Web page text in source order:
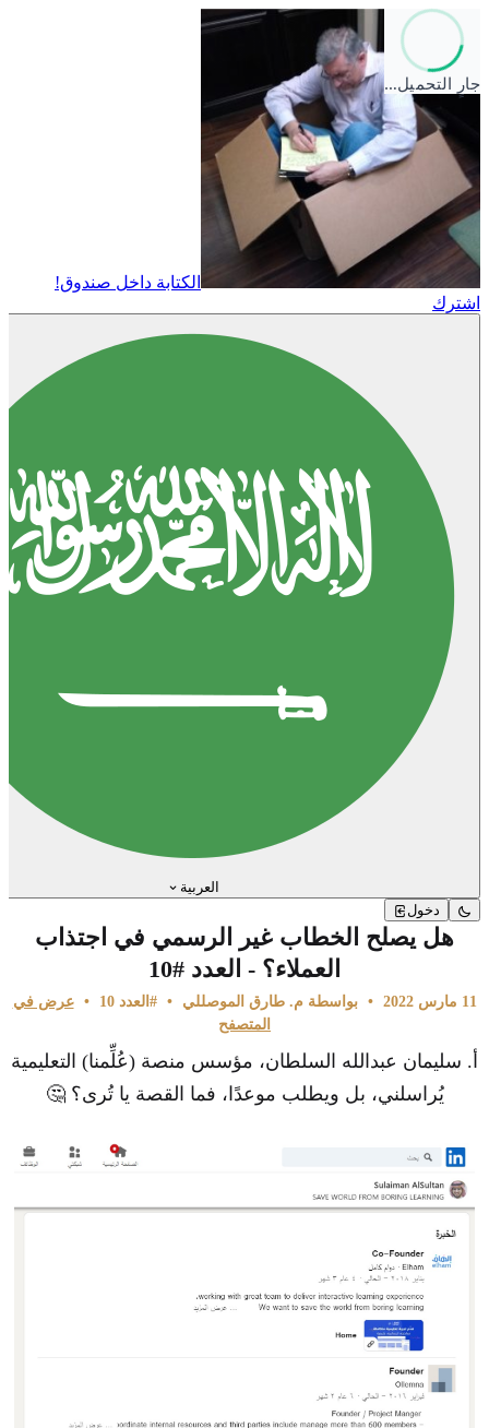
جارٍ التحميل…
الكتابة داخل صندوق!
اشترك
العربية
دخول
هل يصلح الخطاب غير الرسمي في اجتذاب
العملاء؟ - العدد #10
11 مارس 2022 • بواسطة م. طارق الموصللي • #العدد 10 •
عرض في
المتصفح
أ. سليمان عبدالله السلطان، مؤسس منصة (عُلِّمنا) التعليمية
يُراسلني، بل ويطلب موعدًا، فما القصة يا تُرى؟🤔